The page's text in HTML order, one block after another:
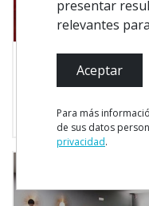
Dónde Comer
presentar
relevantes
Aceptar
Para más
de sus datos
privacidad.